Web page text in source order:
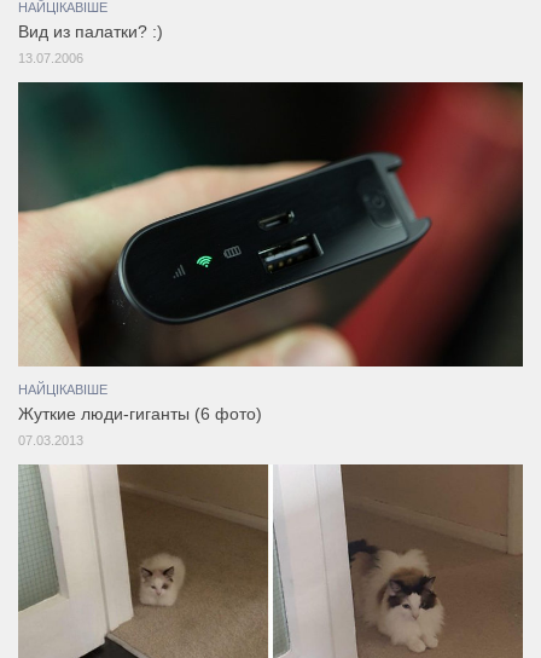
НАЙЦІКАВІШЕ
Вид из палатки? :)
13.07.2006
НАЙЦІКАВІШЕ
Жуткие люди-гиганты (6 фото)
07.03.2013